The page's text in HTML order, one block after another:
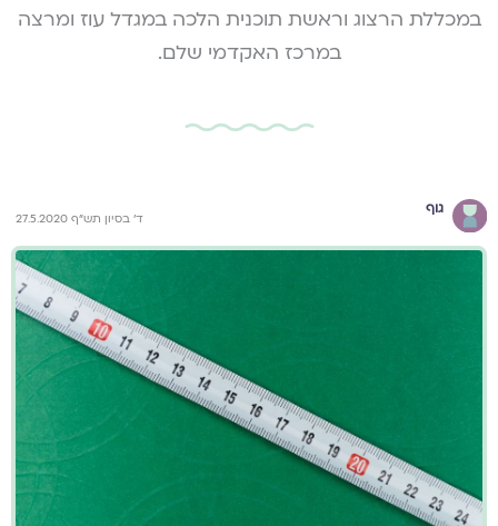
במכללת הרצוג וראשת תוכנית הלכה במגדל עוז ומרצה
במרכז האקדמי שלם.
גוף
ד' בסיון תש"ף 27.5.2020